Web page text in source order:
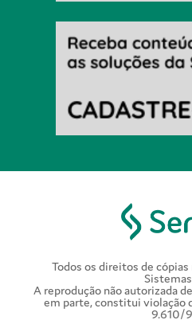
Todos os direitos de
A reprodução não autorizada
em parte, constitui violação
9.610/